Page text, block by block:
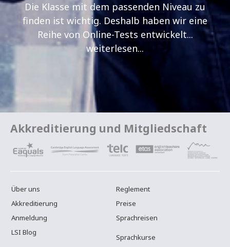
Die Klasse mit dem passenden Niveau zu
finden ist wichtig. Deshalb haben wir eine
Reihe von Online-Tests entwickelt...
weiterlesen...
Akkreditierung und Mitgliedschaft
Über uns
Akkreditierung
Anmeldung
LSI Blog
Reglement
Preise
Sprachreisen
Sprachkurse